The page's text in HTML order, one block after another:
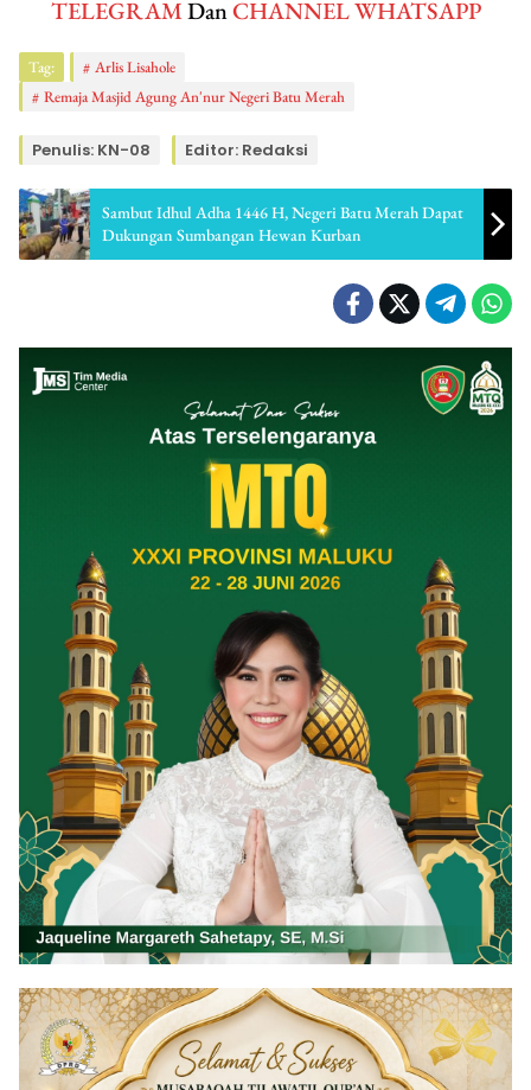
TELEGRAMDanCHANNEL WHATSAPP
Tag:
Arlis Lisahole
Remaja Masjid Agung An'nur Negeri Batu Merah
Penulis: KN-08 Editor: Redaksi
Sambut Idhul Adha 1446 H, Negeri Batu Merah Dapat
Dukungan Sumbangan Hewan Kurban